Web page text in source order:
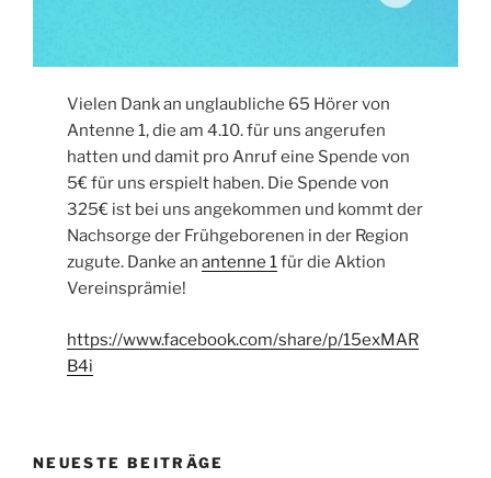
Vielen Dank an unglaubliche 65 Hörer von
Antenne 1, die am 4.10. für uns angerufen
hatten und damit pro Anruf eine Spende von
5€ für uns erspielt haben. Die Spende von
325€ ist bei uns angekommen und kommt der
Nachsorge der Frühgeborenen in der Region
zugute. Danke anantenne 1für die Aktion
Vereinsprämie!
https://www.facebook.com/share/p/15exMAR
B4i
NEUESTE BEITRÄGE